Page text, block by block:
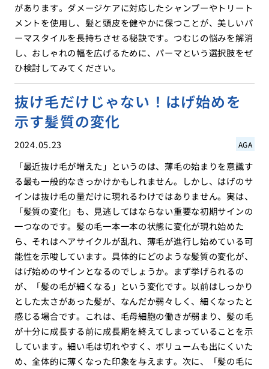
があります。ダメージケアに対応したシャンプーやトリート
メントを使用し、髪と頭皮を健やかに保つことが、美しいパ
ーマスタイルを長持ちさせる秘訣です。つむじの悩みを解消
し、おしゃれの幅を広げるために、パーマという選択肢をぜ
ひ検討してみてください。
抜け毛だけじゃない！はげ始めを
示す髪質の変化
2024.05.23 AGA
「最近抜け毛が増えた」というのは、薄毛の始まりを意識す
る最も一般的なきっかけかもしれません。しかし、はげのサ
インは抜け毛の量だけに現れるわけではありません。実は、
「髪質の変化」も、見逃してはならない重要な初期サインの
一つなのです。髪の毛一本一本の状態に変化が現れ始めた
ら、それはヘアサイクルが乱れ、薄毛が進行し始めている可
能性を示唆しています。具体的にどのような髪質の変化が、
はげ始めのサインとなるのでしょうか。まず挙げられるの
が、「髪の毛が細くなる」という変化です。以前はしっかり
とした太さがあった髪が、なんだか弱々しく、細くなったと
感じる場合です。これは、毛母細胞の働きが弱まり、髪の毛
が十分に成長する前に成長期を終えてしまっていることを示
しています。細い毛は切れやすく、ボリュームも出にくいた
め、全体的に薄くなった印象を与えます。次に、「髪の毛に